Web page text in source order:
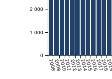
20082009201020112012201320142015201620172018
0
1 000
2 000